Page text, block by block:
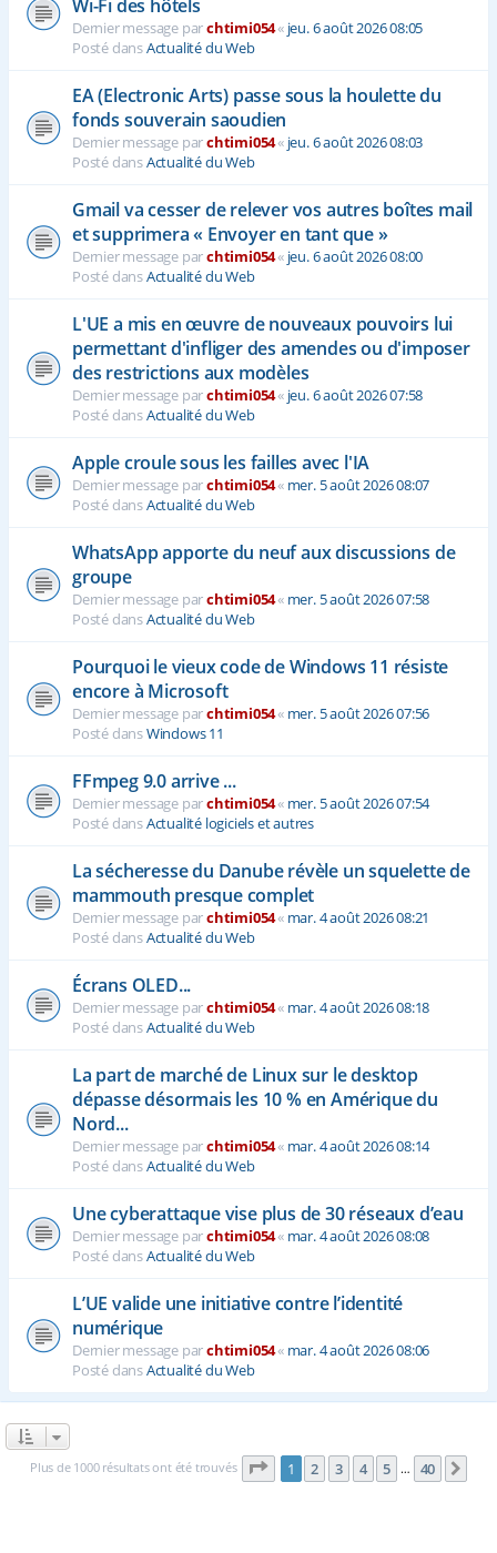
Wi-Fi des hôtels
Dernier message parchtimi054« jeu. 6 août 2026 08:05
Posté dansActualité du Web
EA (Electronic Arts) passe sous la houlette du
fonds souverain saoudien
Dernier message parchtimi054« jeu. 6 août 2026 08:03
Posté dansActualité du Web
Gmail va cesser de relever vos autres boîtes mail
et supprimera « Envoyer en tant que »
Dernier message parchtimi054« jeu. 6 août 2026 08:00
Posté dansActualité du Web
L'UE a mis en œuvre de nouveaux pouvoirs lui
permettant d'infliger des amendes ou d'imposer
des restrictions aux modèles
Dernier message parchtimi054« jeu. 6 août 2026 07:58
Posté dansActualité du Web
Apple croule sous les failles avec l'IA
Dernier message parchtimi054« mer. 5 août 2026 08:07
Posté dansActualité du Web
WhatsApp apporte du neuf aux discussions de
groupe
Dernier message parchtimi054« mer. 5 août 2026 07:58
Posté dansActualité du Web
Pourquoi le vieux code de Windows 11 résiste
encore à Microsoft
Dernier message parchtimi054« mer. 5 août 2026 07:56
Posté dansWindows 11
FFmpeg 9.0 arrive ...
Dernier message parchtimi054« mer. 5 août 2026 07:54
Posté dansActualité logiciels et autres
La sécheresse du Danube révèle un squelette de
mammouth presque complet
Dernier message parchtimi054« mar. 4 août 2026 08:21
Posté dansActualité du Web
Écrans OLED...
Dernier message parchtimi054« mar. 4 août 2026 08:18
Posté dansActualité du Web
La part de marché de Linux sur le desktop
dépasse désormais les 10 % en Amérique du
Nord...
Dernier message parchtimi054« mar. 4 août 2026 08:14
Posté dansActualité du Web
Une cyberattaque vise plus de 30 réseaux d’eau
Dernier message parchtimi054« mar. 4 août 2026 08:08
Posté dansActualité du Web
L’UE valide une initiative contre l’identité
numérique
Dernier message parchtimi054« mar. 4 août 2026 08:06
Posté dansActualité du Web
Plus de 1000 résultats ont été trouvés Page 1sur40
1 2 3 4 5 … 40